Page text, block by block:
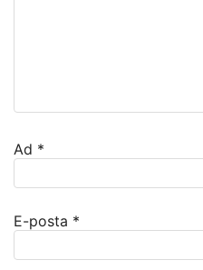
Ad *
E-posta *